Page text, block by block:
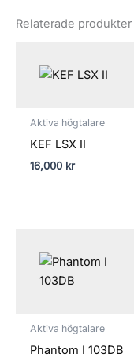
Relaterade produkter
Aktiva högtalare
KEF LSX II
16,000 kr
Aktiva högtalare
Phantom I 103DB